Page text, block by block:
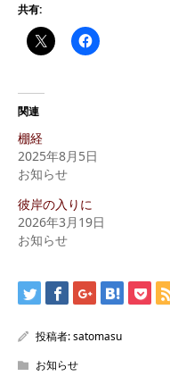
共有:
関連
棚経
2025年8月5日
お知らせ
彼岸の入りに
2026年3月19日
お知らせ
投稿者:satomasu
お知らせ